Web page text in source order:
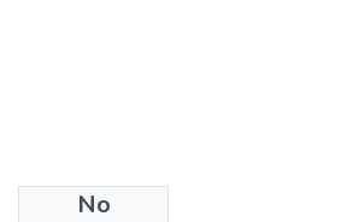
No